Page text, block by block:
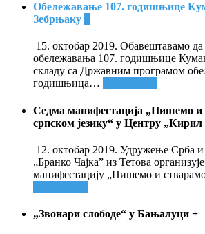
Обележавање 107. годишњице
Зебрњаку
15. октобар 2019. Обавештавамо
обележавања 107. годишњице
складу са Државним програмом
годишњица…
Седма манифестација „Пишемо и
српском језику“ у Центру
12. октобар 2019. Удружење Срба
„Бранко Чајка” из Тетова
манифестацију „Пишемо и
„Звонари слободе“ у Бањалуци +